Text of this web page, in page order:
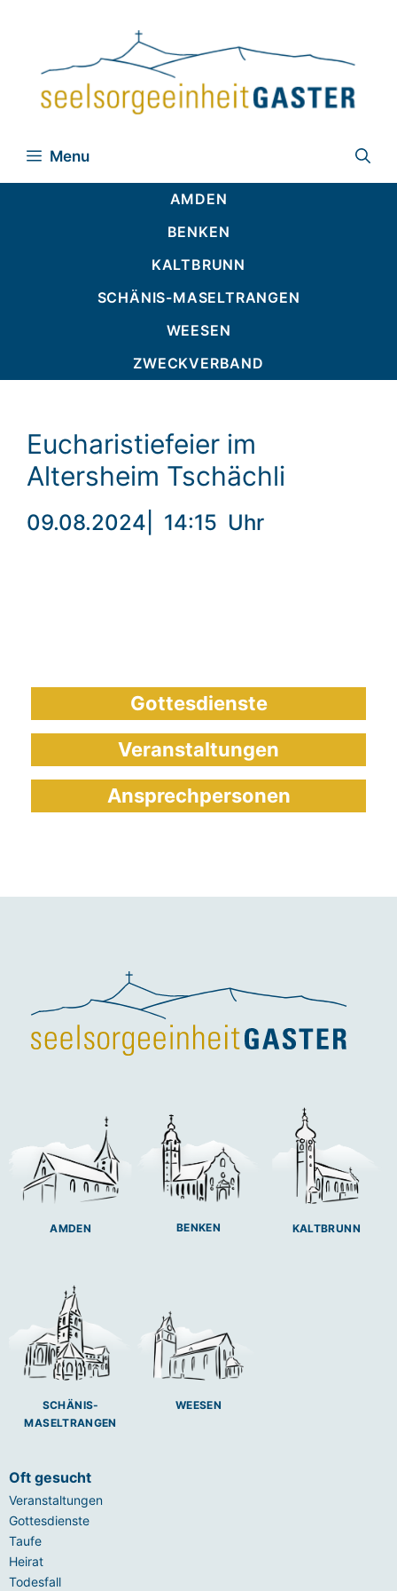
Menu
AMDEN
BENKEN
KALTBRUNN
SCHÄNIS-MASELTRANGEN
WEESEN
ZWECKVERBAND
Eucharistiefeier im
Altersheim Tschächli
09.08.2024 14:15 Uhr
Gottesdienste
Veranstaltungen
Ansprechpersonen
AMDEN BENKEN KALTBRUNN
SCHÄNIS-
MASELTRANGEN
WEESEN
Oft gesucht
Veranstaltungen
Gottesdienste
Taufe
Heirat
Todesfall